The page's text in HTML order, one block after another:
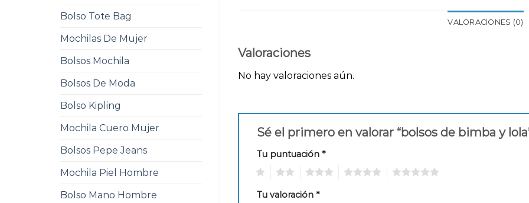
Bolso Tote Bag
Mochilas De Mujer
Bolsos Mochila
Bolsos De Moda
Bolso Kipling
Mochila Cuero Mujer
Bolsos Pepe Jeans
Mochila Piel Hombre
Bolso Mano Hombre
VALORACIONES (0)
Valoraciones
No hay valoraciones aún.
Sé el primero en valorar “bolsos de bimba y
Tu puntuación *
Tu valoración *